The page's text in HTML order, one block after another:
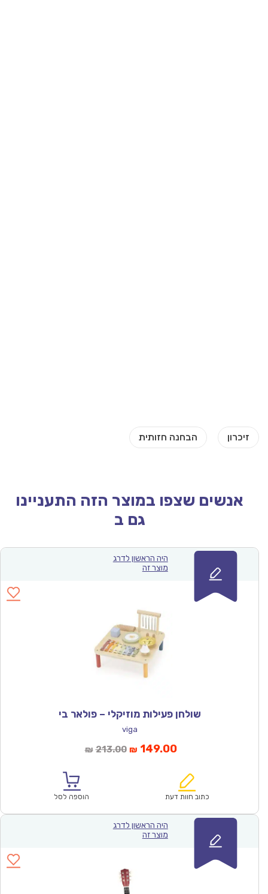
אנשים שצפו במוצר הזה התעניינו
גם ב
היה הראשון לדרג
מוצר זה
שולחן פעילות מוזיקלי – פולאר בי
viga
₪ 213.00המחיר
₪213.00.
₪ 149.00המחיר
הוא:
כתוב חוות דעת הוספה לסל
היה הראשון לדרג
מוצר זה